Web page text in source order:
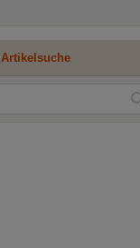
Artikelsuche